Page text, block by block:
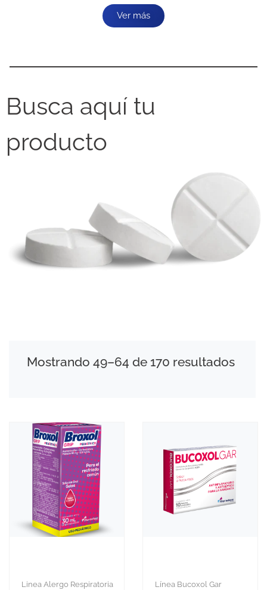
Ver más
Busca aquí tu
producto
Mostrando 49–64 de 170 resultados
Linea Alergo Respiratoria Línea Bucoxol Gar